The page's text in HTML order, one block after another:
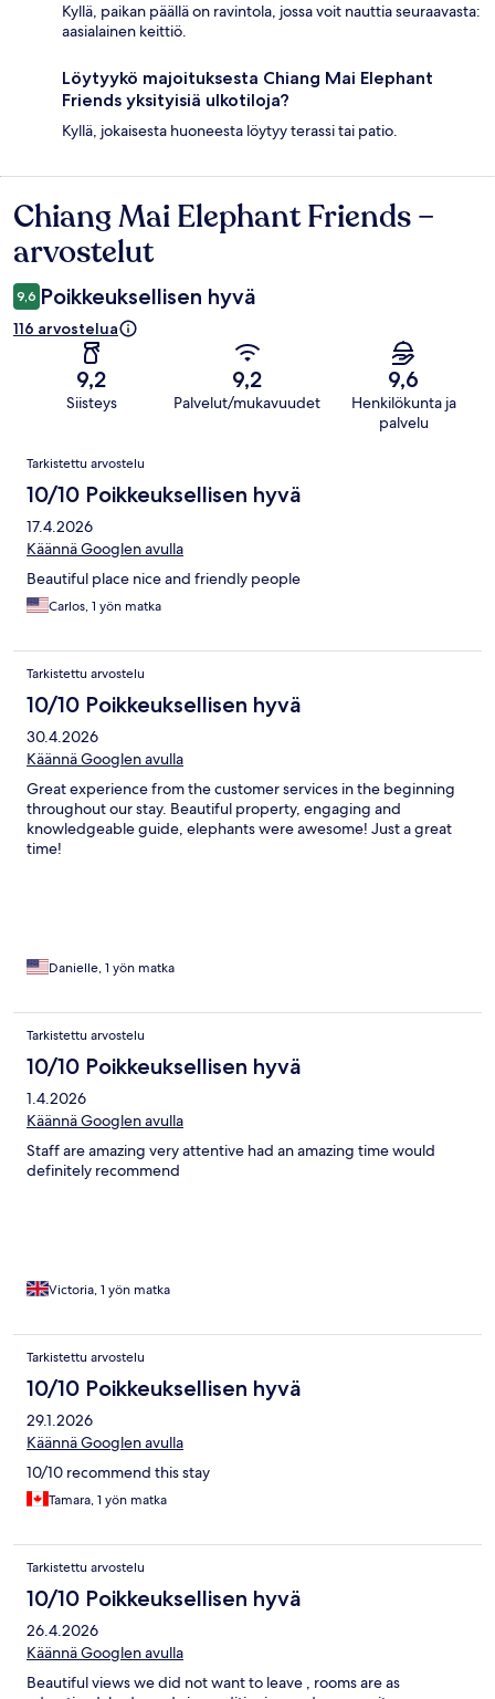
Kyllä, paikan päällä on ravintola, jossa voit nauttia seuraavasta:
aasialainen keittiö.
Löytyykö majoituksesta Chiang Mai Elephant
Friends yksityisiä ulkotiloja?
Kyllä, jokaisesta huoneesta löytyy terassi tai patio.
Arvostelut
Chiang Mai Elephant Friends –
arvostelut
9,6 Poikkeuksellisen hyvä
116 arvostelua
9,2
Siisteys
9,2
Palvelut/mukavuudet
9,6
Henkilökunta ja
palvelu
Arvostelut
Tarkistettu arvostelu
10/10 Poikkeuksellisen hyvä
17.4.2026
Käännä Googlen avulla
Beautiful place nice and friendly people
Carlos, 1 yön matka
Tarkistettu arvostelu
10/10 Poikkeuksellisen hyvä
30.4.2026
Käännä Googlen avulla
Great experience from the customer services in the beginning
throughout our stay. Beautiful property, engaging and
knowledgeable guide, elephants were awesome! Just a great
time!
Danielle, 1 yön matka
Tarkistettu arvostelu
10/10 Poikkeuksellisen hyvä
1.4.2026
Käännä Googlen avulla
Staff are amazing very attentive had an amazing time would
definitely recommend
Victoria, 1 yön matka
Tarkistettu arvostelu
10/10 Poikkeuksellisen hyvä
29.1.2026
Käännä Googlen avulla
10/10 recommend this stay
Tamara, 1 yön matka
Tarkistettu arvostelu
10/10 Poikkeuksellisen hyvä
26.4.2026
Käännä Googlen avulla
Beautiful views we did not want to leave , rooms are as